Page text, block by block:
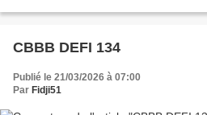
CBBB DEFI 134
Publié le 21/03/2026 à 07:00
Par Fidji51